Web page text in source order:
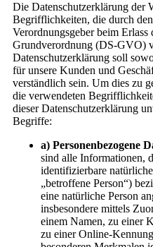
Die Datenschutzerklärung der
Begrifflichkeiten, die durch
Verordnungsgeber beim Erlass
Grundverordnung (DS-GVO)
Datenschutzerklärung soll
für unsere Kunden und
verständlich sein. Um dies zu
die verwendeten
dieser Datenschutzerklärung
Begriffe:
a) Personenbezogene
sind alle Informationen,
identifizierbare
„betroffene Person“)
eine natürliche Person
insbesondere mittels
einem Namen, zu einer
zu einer Online-